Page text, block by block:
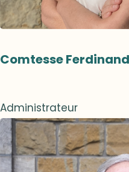
Comtesse
Administrateur